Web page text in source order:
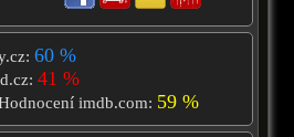
60 %
41 %
imdb.com: 59 %